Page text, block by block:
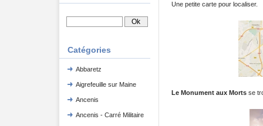
Catégories
Abbaretz
Aigrefeuille sur Maine
Ancenis
Ancenis - Carré Militaire
Une petite carte pour localiser.
Le Monument aux Mortsse